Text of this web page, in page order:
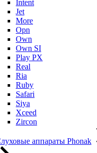
Intent
Jet
More
Opn
Own
Own SI
Play PX
Real
Ria
Ruby
Safari
Siya
Xceed
Zircon
аппараты Phonak